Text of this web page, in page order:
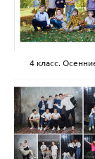
4 класс.